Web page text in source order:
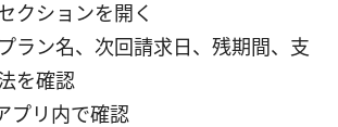
クションを開く
ラン名、次回請求日、残期間、支
を確認
プリ内で確認